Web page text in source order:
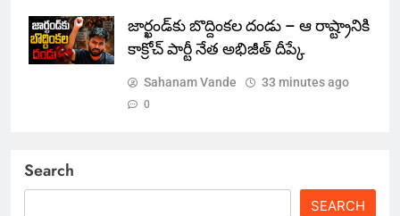
జార్ఖండ్‌కు బొద్దింకల దండు – ఆ రాష్ట్రానికి
కాక్రోచ్ పార్టీ నేత అభిజీత్ దీప్కే
Sahanam Vande 33 minutes ago
0
Search
SEARCH